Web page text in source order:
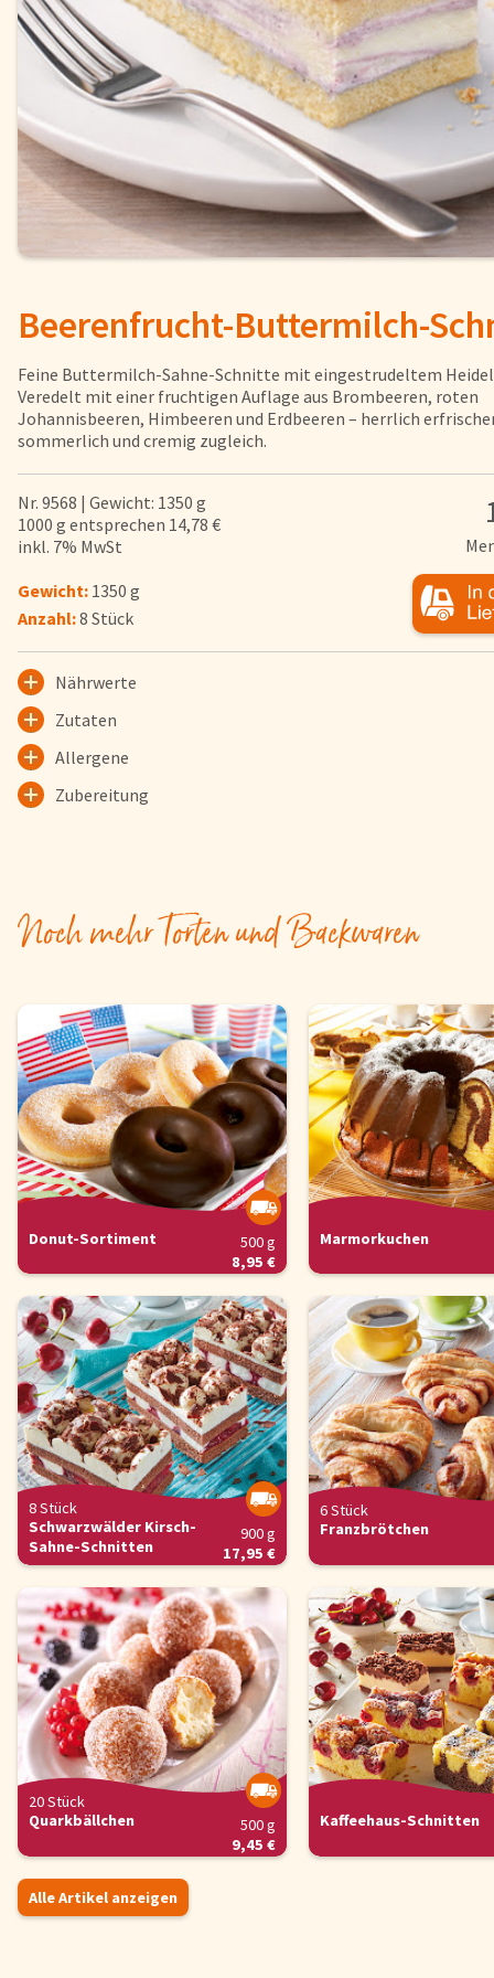
Fisch Pizzen und
Snacks
Schnelle Mahlzeiten Torten und
Brot und Brötchen
Über uns
Presse & News
Rezepte
Herkunftsländer
Lieferwagen
Login
Startseite
Genussflyer
Kontakt
Impressum
AGB & Datenschutz
Registrieren
Beerenfrucht-Buttermilch-
Feine Buttermilch-Sahne-Schnitte mit eingestrudeltem
Veredelt mit einer fruchtigen Auflage aus Brombeeren, roten
Johannisbeeren, Himbeeren und Erdbeeren – herrlich
sommerlich und cremig zugleich.
Nr. 9568 | Gewicht: 1350 g
1000 g entsprechen 14,78 €
inkl. 7% MwSt
Gewicht: 1350 g
Anzahl:8 Stück
Nährwerte
Zutaten
Allergene
Zubereitung
Noch mehr Torten und Backwaren
Donut-Sortiment
500 g
8,95 €
Marmorkuchen
8 Stück
Schwarzwälder Kirsch-
Sahne-Schnitten
900 g
17,95 €
6 Stück
Franzbrötchen
20 Stück
Quarkbällchen
500 g
9,45 €
Kaffeehaus-Schnitten
Alle Artikel anzeigen